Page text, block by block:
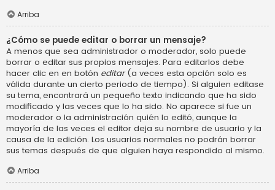
Arriba
¿Cómo se puede editar o borrar un mensaje?
A menos que sea administrador o moderador, solo puede
borrar o editar sus propios mensajes. Para editarlos debe
hacer clic en en botón editar(a veces esta opción solo es
válida durante un cierto periodo de tiempo). Si alguien editase
su tema, encontrará un pequeño texto indicando que ha sido
modificado y las veces que lo ha sido. No aparece si fue un
moderador o la administración quién lo editó, aunque la
mayoría de las veces el editor deja su nombre de usuario y la
causa de la edición. Los usuarios normales no podrán borrar
sus temas después de que alguien haya respondido al mismo.
Arriba